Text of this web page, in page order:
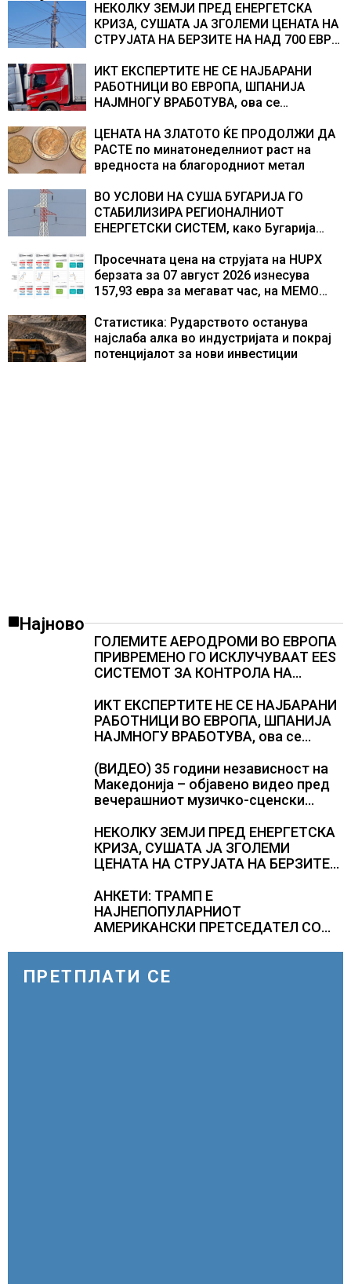
НЕКОЛКУ ЗЕМЈИ ПРЕД ЕНЕРГЕТСКА
КРИЗА, СУШАТА ЈА ЗГОЛЕМИ ЦЕНАТА НА
СТРУЈАТА НА БЕРЗИТЕ НА НАД 700 ЕВРА
ИКТ ЕКСПЕРТИТЕ НЕ СЕ НАЈБАРАНИ
РАБОТНИЦИ ВО ЕВРОПА, ШПАНИЈА
НАЈМНОГУ ВРАБОТУВА, oва се
година
ЦЕНАТА НА ЗЛАТОТО ЌЕ ПРОДОЛЖИ ДА
РАСТЕ по минатонеделниот раст на
вредноста на благородниот метал
ВО УСЛОВИ НА СУША БУГАРИЈА ГО
СТАБИЛИЗИРА РЕГИОНАЛНИОТ
ЕНЕРГЕТСКИ СИСТЕМ, како Бугарија
складирање на енергија од батерии
Просечната цена на струјата на HUPX
берзата за 07 август 2026 изнесува
157,93 евра за мегават час, на МЕМО
Статистика: Рударството останува
најслаба алка во индустријата и покрај
потенцијалот за нови инвестиции
Најново
ГОЛЕМИТЕ АЕРОДРОМИ ВО ЕВРОПА
ПРИВРЕМЕНО ГО ИСКЛУЧУВААТ ЕЕS
СИСТЕМОТ ЗА КОНТРОЛА НА
забавуваат протокот на патници на
аеродромите и предизвикува долги
редици
ИКТ ЕКСПЕРТИТЕ НЕ СЕ НАЈБАРАНИ
РАБОТНИЦИ ВО ЕВРОПА, ШПАНИЈА
НАЈМНОГУ ВРАБОТУВА, oва се
година
(ВИДЕО) 35 години независност на
Македонија – објавено видео пред
вечерашниот музичко-сценски
НЕКОЛКУ ЗЕМЈИ ПРЕД ЕНЕРГЕТСКА
КРИЗА, СУШАТА ЈА ЗГОЛЕМИ
ЦЕНАТА НА СТРУЈАТА НА БЕРЗИТЕ
АНКЕТИ: ТРАМП Е
НАЈНЕПОПУЛАРНИОТ
АМЕРИКАНСКИ ПРЕТСЕДАТЕЛ СО
ПРЕТПЛАТИ СЕ